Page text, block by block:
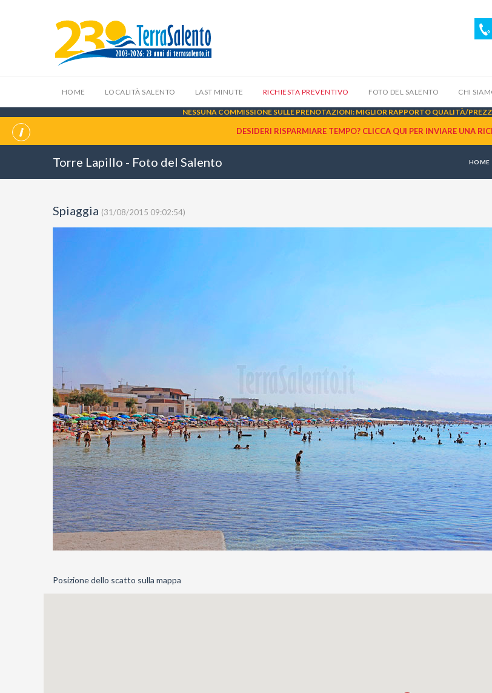
HOME LOCALITÀ SALENTO LAST MINUTE RICHIESTA PREVENTIVO FOTO DEL SALENTO CHI
NESSUNA COMMISSIONE SULLE PRENOTAZIONI: MIGLIOR RAPPORTO QUALITÀ/
DESIDERI RISPARMIARE TEMPO? CLICCA QUI PER INVIARE UNA
Torre Lapillo - Foto del Salento HOME
Spiaggia (31/08/2015 09:02:54)
Posizione dello scatto sulla mappa